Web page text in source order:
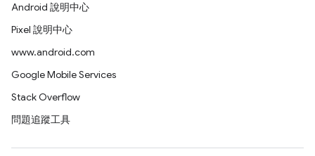
Android 說明中心
Pixel 說明中心
www.android.com
Google Mobile Services
Stack Overflow
問題追蹤工具